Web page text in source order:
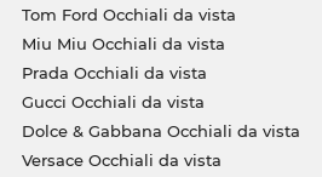
Tom Ford Occhiali da vista
Miu Miu Occhiali da vista
Prada Occhiali da vista
Gucci Occhiali da vista
Dolce & Gabbana Occhiali da vista
Versace Occhiali da vista